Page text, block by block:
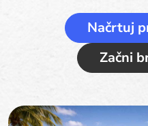
Načrtuj
Začni